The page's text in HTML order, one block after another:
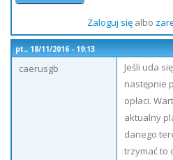
Zaloguj sięalbo
pt., 18/11/2016 - 19:13
caerusgb
Jeśli uda
następnie
opłaci.
aktualny
danego
trzymać to